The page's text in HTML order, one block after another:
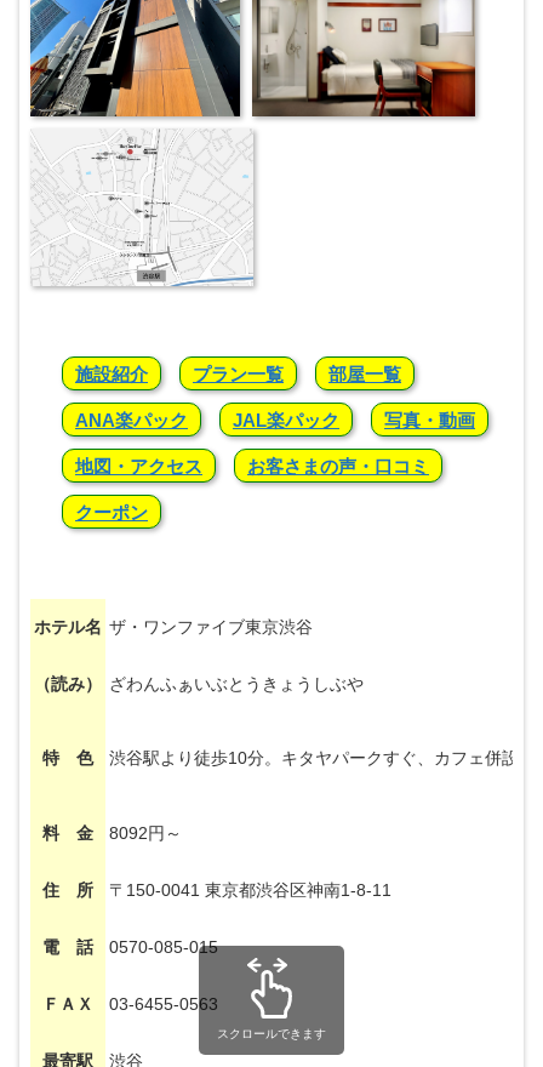
施設紹介 プラン一覧 部屋一覧
ANA楽パック JAL楽パック 写真・動画
地図・アクセス お客さまの声・口コミ
クーポン
ホテル名 ザ・ワンファイブ東京渋谷
（読み） ざわんふぁいぶとうきょうしぶや
特 色 渋谷駅より徒歩10分。キタヤパークすぐ、カフェ併設
料 金 8092円～
住 所 〒150-0041 東京都渋谷区神南1-8-11
電 話 0570-085-015
ＦＡＸ 03-6455-0563
最寄駅 渋谷
スクロールできます